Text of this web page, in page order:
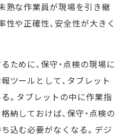
熟な作業員が現場を引き継
性や正確性、安全性が大きく
ために、保守・点検の現場に
ツールとして、タブレット
。タブレットの中に作業指
納しておけば、保守・点検の
込む必要がなくなる。デジ